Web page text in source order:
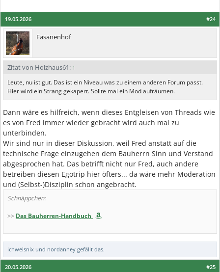
#24
19.05.2026
Fasanenhof
Zitat von Holzhaus61: ↑
Leute, nu ist gut. Das ist ein Niveau was zu einem anderen Forum passt.
Hier wird ein Strang gekapert. Sollte mal ein Mod aufräumen.
Dann wäre es hilfreich, wenn dieses Entgleisen von Threads wie
es von Fred immer wieder gebracht wird auch mal zu
unterbinden.
Wir sind nur in dieser Diskussion, weil Fred anstatt auf die
technische Frage einzugehen dem Bauherrn Sinn und Verstand
abgesprochen hat. Das betrifft nicht nur Fred, auch andere
betreiben diesen Egotrip hier öfters... da wäre mehr Moderation
und (Selbst-)Disziplin schon angebracht.
Schnäppchen:
>> Das Bauherren-Handbuch
ichweisnix und nordanney gefällt das.
#25
20.05.2026